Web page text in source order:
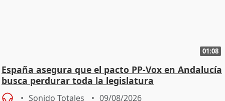
01:08
España asegura que el pacto PP-Vox en Andalucía
busca perdurar toda la legislatura
Sonido Totales 09/08/2026